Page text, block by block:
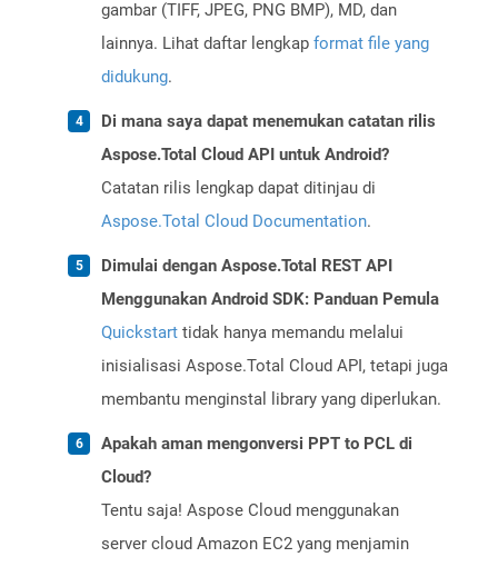
gambar (TIFF, JPEG, PNG BMP), MD, dan
lainnya. Lihat daftar lengkap format file yang
didukung.
Di mana saya dapat menemukan catatan rilis
Aspose.Total Cloud API untuk Android?
Catatan rilis lengkap dapat ditinjau di
Aspose.Total Cloud Documentation.
Dimulai dengan Aspose.Total REST API
Menggunakan Android SDK: Panduan Pemula
Quickstart tidak hanya memandu melalui
inisialisasi Aspose.Total Cloud API, tetapi juga
membantu menginstal library yang diperlukan.
Apakah aman mengonversi PPT to PCL di
Cloud?
Tentu saja! Aspose Cloud menggunakan
server cloud Amazon EC2 yang menjamin